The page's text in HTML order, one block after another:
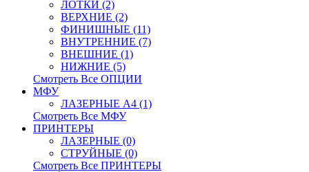
ЛОТКИ (2)
ВЕРХНИЕ (2)
ФИНИШНЫЕ (11)
ВНУТРЕННИЕ (7)
ВНЕШНИЕ (1)
НИЖНИЕ (5)
Смотреть Все ОПЦИИ
МФУ
ЛАЗЕРНЫЕ A4 (1)
Смотреть Все МФУ
ПРИНТЕРЫ
ЛАЗЕРНЫЕ (0)
СТРУЙНЫЕ (0)
Смотреть Все ПРИНТЕРЫ